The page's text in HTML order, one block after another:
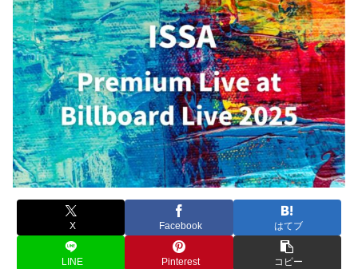
X Facebook はてブ
LINE Pinterest コピー